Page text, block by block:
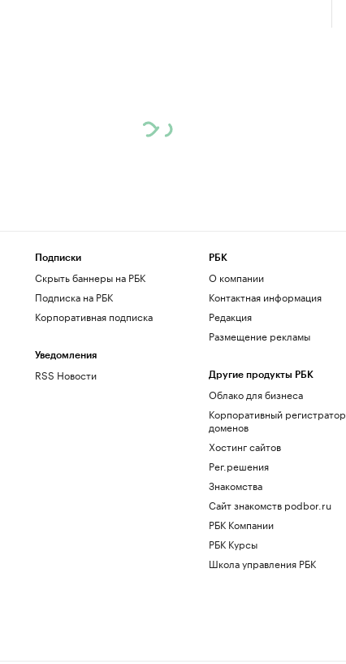
Подписки
Скрыть баннеры на РБК
Подписка на РБК
Корпоративная подписка
Уведомления
RSS Новости
РБК
О компании
Контактная информация
Редакция
Размещение рекламы
Другие продукты РБК
Облако для бизнеса
Корпоративный регистратор
доменов
Хостинг сайтов
Рег.решения
Знакомства
Сайт знакомств podbor.ru
РБК Компании
РБК Курсы
Школа управления РБК